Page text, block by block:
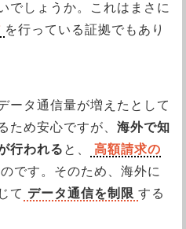
でしょうか。これはまさに
を行っている証拠でもあり
ータ通信量が増えたとして
ため安心ですが、 海外で知
行われる と、
高額請求の
です。そのため、海外に
て データ通信を制限 する